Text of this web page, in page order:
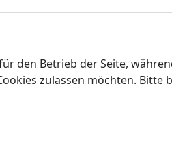
den Betrieb der Seite,
zulassen möchten.